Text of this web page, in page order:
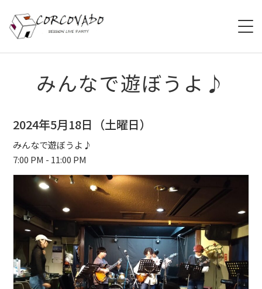
HOME
SCHEDULE
MENU
ACCESS
CONTACT
ブッキングライブ出演者募集！！
みんなで遊ぼうよ♪
2024年5月18日（土曜日）
みんなで遊ぼうよ♪
7:00 PM - 11:00 PM